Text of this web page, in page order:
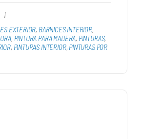
|
EXTERIOR, BARNICES INTERIOR,
, PINTURA PARA MADERA, PINTURAS,
, PINTURAS INTERIOR, PINTURAS POR